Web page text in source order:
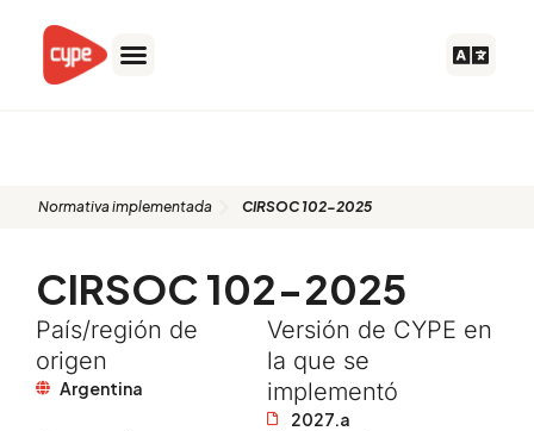
contenido
Normativa implementada CIRSOC 102-2025
CIRSOC 102-2025
País/región de
origen
Argentina
Versión de CYPE en
la que se
implementó
2027.a